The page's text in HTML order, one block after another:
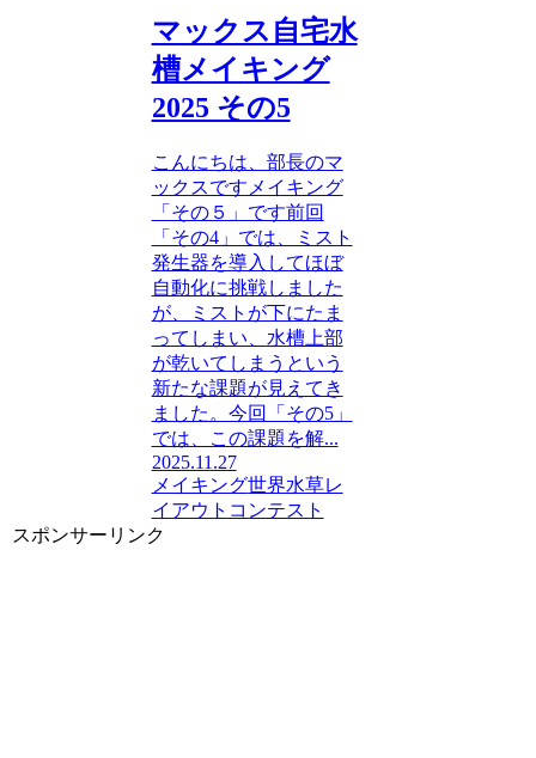
マックス自宅水
槽メイキング
2025 その5
こんにちは、部長のマ
ックスですメイキング
「その５」です前回
「その4」では、ミスト
発生器を導入してほぼ
自動化に挑戦しました
が、ミストが下にたま
ってしまい、水槽上部
が乾いてしまうという
新たな課題が見えてき
ました。今回「その5」
では、この課題を解...
2025.11.27
メイキング世界水草レ
イアウトコンテスト
スポンサーリンク